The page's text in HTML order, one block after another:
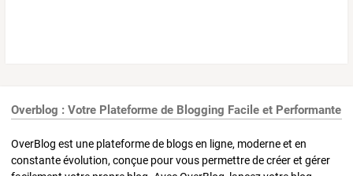
Overblog : Votre Plateforme de Blogging Facile et Performante
OverBlog est une plateforme de blogs en ligne, moderne et en
constante évolution, conçue pour vous permettre de créer et gérer